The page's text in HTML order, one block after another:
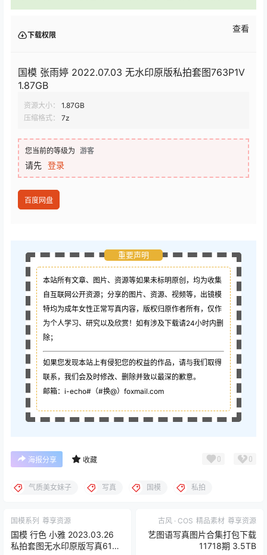
下载权限
查看
国模 张雨婷 2022.07.03 无水印原版私拍套图763P1V
1.87GB
资源大小：
1.87GB
压缩格式：
7z
您当前的等级为 游客
请先 登录
百度网盘
重要声明
本站所有文章、图片、资源等如果未标明原创，均为收集
自互联网公开资源； 分享的图片、资源、视频等，出镜模
特均为成年女性正常写真内容，版权归原作者所有，仅作
为个人学习、研究以及欣赏！如有涉及下载请24小时内删
除；
如果您发现本站上有侵犯您的权益的作品，请与我们取得
联系，我们会及时修改、删除并致以最深的歉意。
邮箱：i-echo#（#换@）foxmail.com
海报分享 收藏 0 0
气质美女妹子 写真 国模 私拍
国模系列 尊享资源
国模 行色 小雅 2023.03.26
私拍套图无水印原版写真619P
古风 · COS 精品素材 尊享资源
艺图语写真图片合集打包下载
11718期 3.5TB